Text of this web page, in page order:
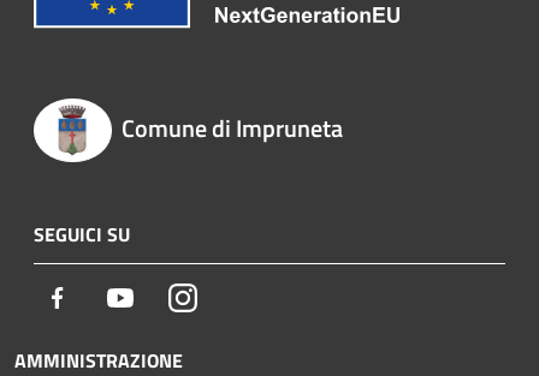
Comune di Impruneta
SEGUICI SU
Facebook YoutubeInstagram
AMMINISTRAZIONE